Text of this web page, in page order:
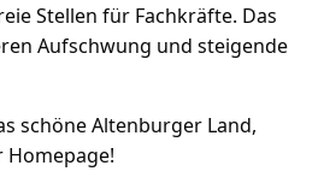
Stellen für Fachkräfte. Das
Aufschwung und steigende
schöne Altenburger Land,